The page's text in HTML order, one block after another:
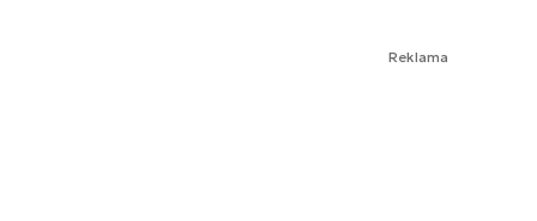
Reklama